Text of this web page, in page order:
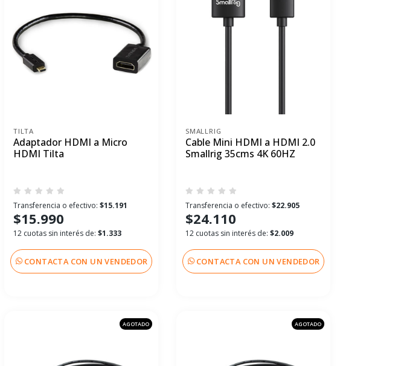
TILTA
Adaptador HDMI a Micro
HDMI Tilta
Transferencia o efectivo: $15.191
$15.990
12 cuotas sin interés de: $1.333
CONTACTA CON UN VENDEDOR
SMALLRIG
Cable Mini HDMI a HDMI 2.0
Smallrig 35cms 4K 60HZ
Transferencia o efectivo: $22.905
$24.110
12 cuotas sin interés de: $2.009
CONTACTA CON UN VENDEDOR
AGOTADO AGOTADO